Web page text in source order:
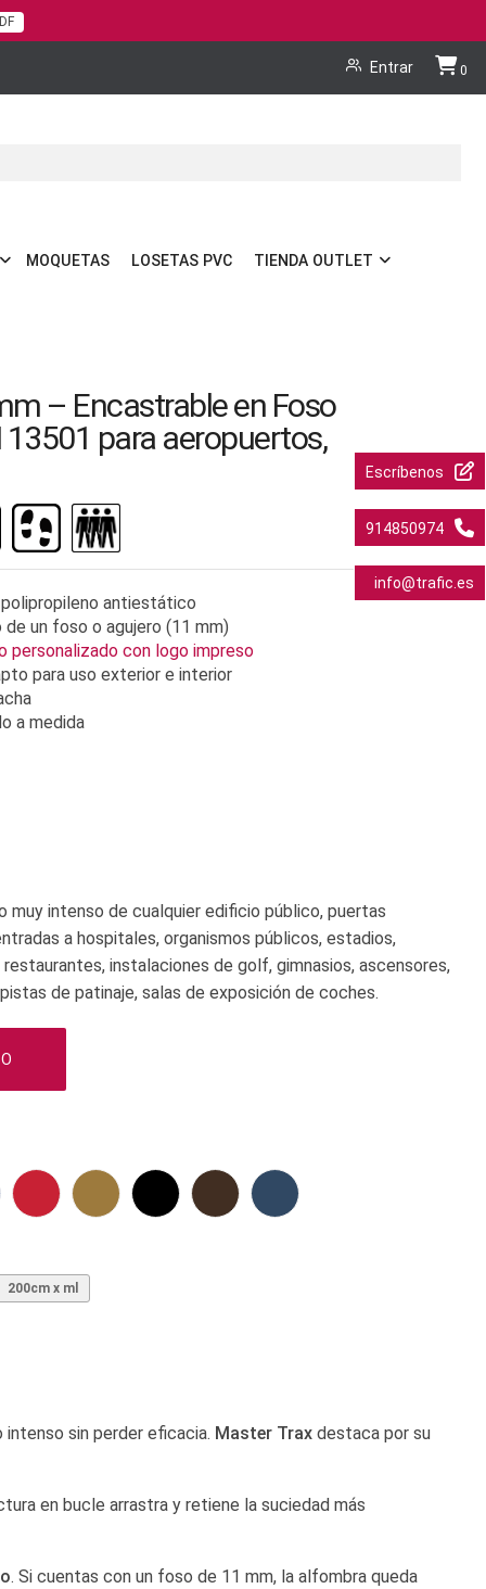
Entrar Cart
0
MOQUETAS LOSETAS PVC TIENDA OUTLET
Escríbenos
914850974
info@trafic.es
– Encastrable en Foso
para aeropuertos,
antiestático
un foso o agujero (11 mm)
personalizado con logo impreso
para uso exterior e interior
a medida
muy intenso de cualquier edificio público, puertas
a hospitales, organismos públicos, estadios,
instalaciones de golf, gimnasios, ascensores,
de patinaje, salas de exposición de coches.
200cm x ml
sin perder eficacia. Master Trax destaca por su
en bucle arrastra y retiene la suciedad más
. Si cuentas con un foso de 11 mm, la alfombra queda